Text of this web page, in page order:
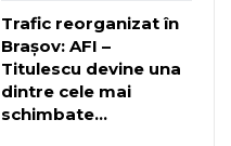
Trafic reorganizat în
Brașov: AFI –
Titulescu devine una
dintre cele mai
schimbate…